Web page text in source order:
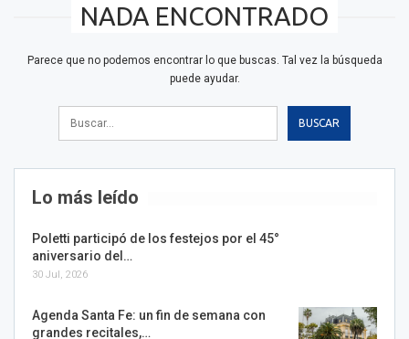
NADA ENCONTRADO
Parece que no podemos encontrar lo que buscas. Tal vez la búsqueda
puede ayudar.
Lo más leído
Poletti participó de los festejos por el 45°
aniversario del…
30 Jul, 2026
Agenda Santa Fe: un fin de semana con
grandes recitales,…